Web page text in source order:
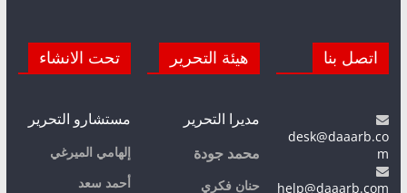
اتصل بنا
desk@daaarb.co
m
help@daaarb.com
هيئة التحرير
مديرا التحرير
محمد جودة
حنان فكري
تحت الانشاء
مستشارو التحرير
إلهامي الميرغي
أحمد سعد